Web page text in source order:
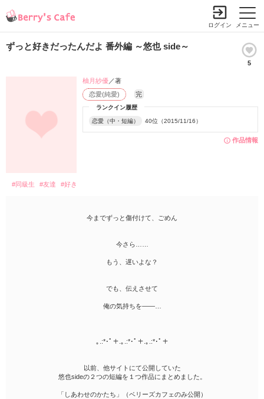
メニュー
ログイン
ずっと好きだったんだよ 番外編 ～悠也 side～
5
作品情報
ランクイン履歴
恋愛（中・短編） 40位（2015/11/16）
恋愛(純愛) 完
柚月紗優／著
#同級生 #友達 #好き
今までずっと傷付けて、ごめん
今さら……
もう、遅いよな？
でも、伝えさせて
俺の気持ちを――…
｡.:*･ﾟ＋.｡.:*･ﾟ＋.｡.:*･ﾟ＋
以前、他サイトにて公開していた
悠也sideの２つの短編を１つ作品にまとめました。
「しあわせのかたち」（ベリーズカフェのみ公開）